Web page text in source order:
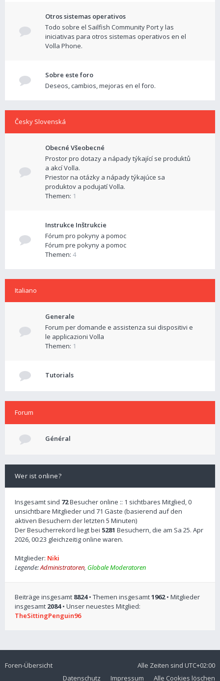
Otros sistemas operativos
Todo sobre el Sailfish Community Port y las
iniciativas para otros sistemas operativos en el
Volla Phone.
Sobre este foro
Deseos, cambios, mejoras en el foro.
Česky Slovenská
Obecné Všeobecné
Prostor pro dotazy a nápady týkající se produktů
a akcí Volla.
Priestor na otázky a nápady týkajúce sa
produktov a podujatí Volla.
Themen: 1
Instrukce Inštrukcie
Fórum pro pokyny a pomoc
Fórum pre pokyny a pomoc
Themen: 4
Italiano
Generale
Forum per domande e assistenza sui dispositivi e
le applicazioni Volla
Themen: 1
Tutorials
Forum
Général
Wer ist online?
Insgesamt sind 72Besucher online :: 1 sichtbares Mitglied, 0
unsichtbare Mitglieder und 71 Gäste (basierend auf den
aktiven Besuchern der letzten 5 Minuten)
Der Besucherrekord liegt bei 5281 Besuchern, die am Sa 25. Apr
2026, 00:23 gleichzeitig online waren.
Mitglieder: Niki
Legende:Administratoren, Globale Moderatoren
Beiträge insgesamt 8824• Themen insgesamt1962• Mitglieder
insgesamt 2084• Unser neuestes Mitglied:
TheSittingPenguin96
Foren-Übersicht Alle Zeiten sind UTC+02:00
Alle Cookies löschen
Impressum
Datenschutz